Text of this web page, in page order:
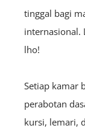
tinggal bagi
internasional.
lho!
Setiap kamar
perabotan
kursi, lemari,